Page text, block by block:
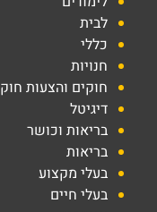
לבית
כללי
חנויות
חוקים והצעות חוק
דיגיטל
בריאות וכושר
בריאות
בעלי מקצוע
בעלי חיים